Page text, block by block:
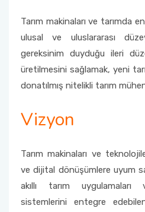
Tarım makinaları ve tarımda
ulusal ve uluslararası
gereksinim duyduğu ileri
üretilmesini sağlamak, yeni
donatılmış nitelikli tarım
Vizyon
Tarım makinaları ve
ve dijital dönüşümlere uyum
akıllı tarım
sistemlerini entegre